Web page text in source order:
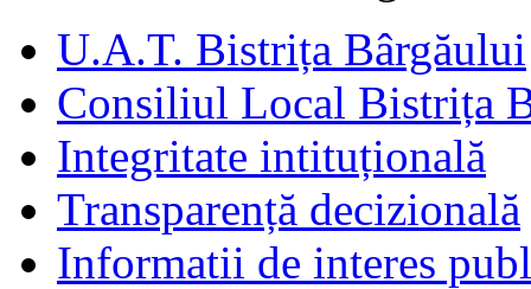
U.A.T. Bistrița Bârgăului
Consiliul Local Bistrița
Integritate intituțională
Transparență decizională
Informatii de interes